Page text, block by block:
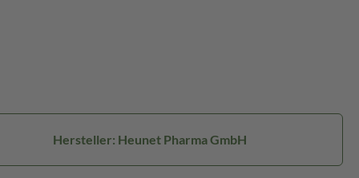
Hersteller: Heunet Pharma GmbH